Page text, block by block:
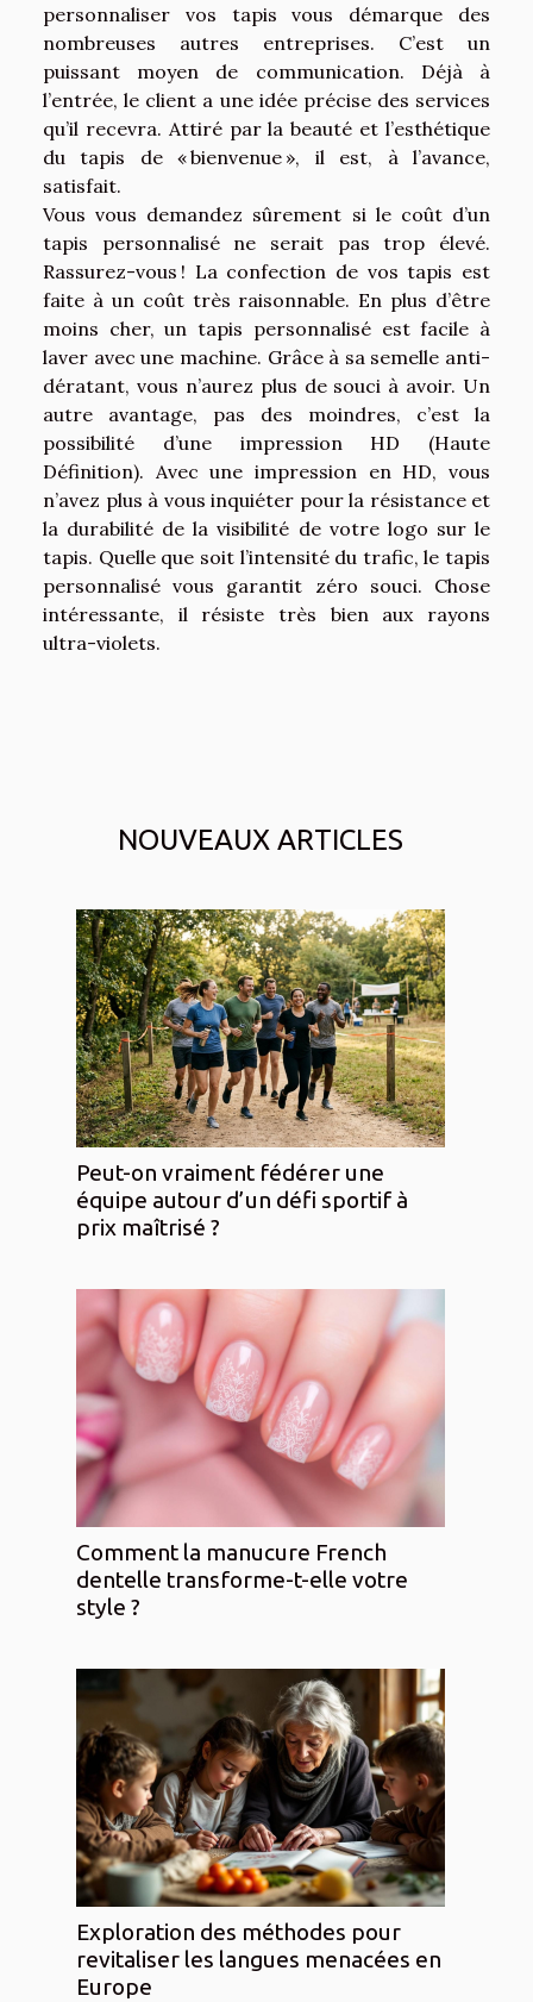
personnaliser vos tapis vous démarque des
nombreuses autres entreprises. C’est un
puissant moyen de communication. Déjà à
l’entrée, le client a une idée précise des services
qu’il recevra. Attiré par la beauté et l’esthétique
du tapis de « bienvenue », il est, à l’avance,
satisfait.
Vous vous demandez sûrement si le coût d’un
tapis personnalisé ne serait pas trop élevé.
Rassurez-vous ! La confection de vos tapis est
faite à un coût très raisonnable. En plus d’être
moins cher, un tapis personnalisé est facile à
laver avec une machine. Grâce à sa semelle anti-
dératant, vous n’aurez plus de souci à avoir. Un
autre avantage, pas des moindres, c’est la
possibilité d’une impression HD (Haute
Définition). Avec une impression en HD, vous
n’avez plus à vous inquiéter pour la résistance et
la durabilité de la visibilité de votre logo sur le
tapis. Quelle que soit l’intensité du trafic, le tapis
personnalisé vous garantit zéro souci. Chose
intéressante, il résiste très bien aux rayons
ultra-violets.
NOUVEAUX ARTICLES
Peut-on vraiment fédérer une
équipe autour d’un défi sportif à
prix maîtrisé ?
Comment la manucure French
dentelle transforme-t-elle votre
style ?
Exploration des méthodes pour
revitaliser les langues menacées en
Europe